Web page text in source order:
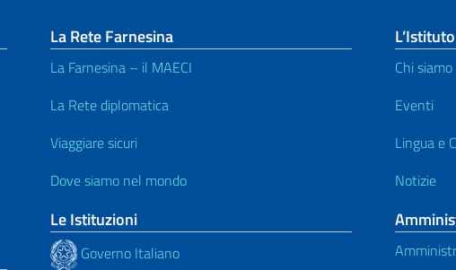
La Rete Farnesina
La Farnesina – il MAECI
La Rete diplomatica
Viaggiare sicuri
Dove siamo nel mondo
Le Istituzioni
Governo Italiano
L’Istituto
Chi siamo
Eventi
Lingua e
Notizie